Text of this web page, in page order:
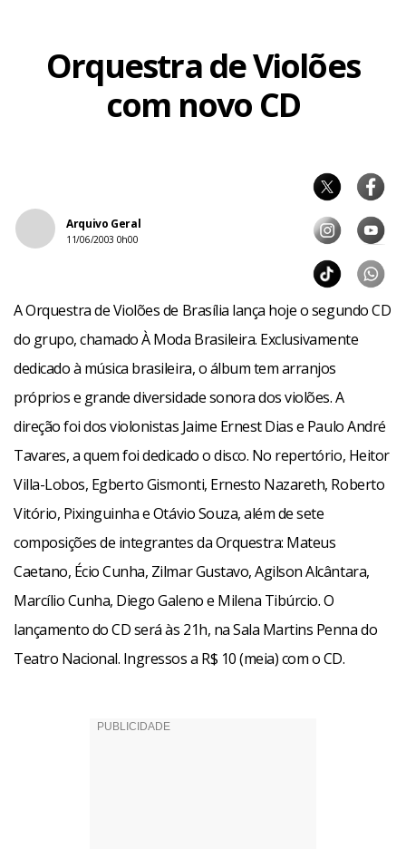
Orquestra de Violões
com novo CD
Arquivo Geral
11/06/2003 0h00
A Orquestra de Violões de Brasília lança hoje o segundo CD
do grupo, chamado À Moda Brasileira. Exclusivamente
dedicado à música brasileira, o álbum tem arranjos
próprios e grande diversidade sonora dos violões. A
direção foi dos violonistas Jaime Ernest Dias e Paulo André
Tavares, a quem foi dedicado o disco. No repertório, Heitor
Villa-Lobos, Egberto Gismonti, Ernesto Nazareth, Roberto
Vitório, Pixinguinha e Otávio Souza, além de sete
composições de integrantes da Orquestra: Mateus
Caetano, Écio Cunha, Zilmar Gustavo, Agilson Alcântara,
Marcílio Cunha, Diego Galeno e Milena Tibúrcio. O
lançamento do CD será às 21h, na Sala Martins Penna do
Teatro Nacional. Ingressos a R$ 10 (meia) com o CD.